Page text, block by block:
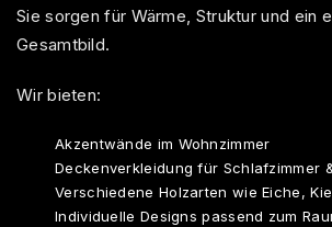
Sie sorgen für Wärme, Struktur und ein
Gesamtbild.
Wir bieten:
Akzentwände im Wohnzimmer
Deckenverkleidung für Schlafzimmer
Verschiedene Holzarten wie Eiche,
Individuelle Designs passend zum